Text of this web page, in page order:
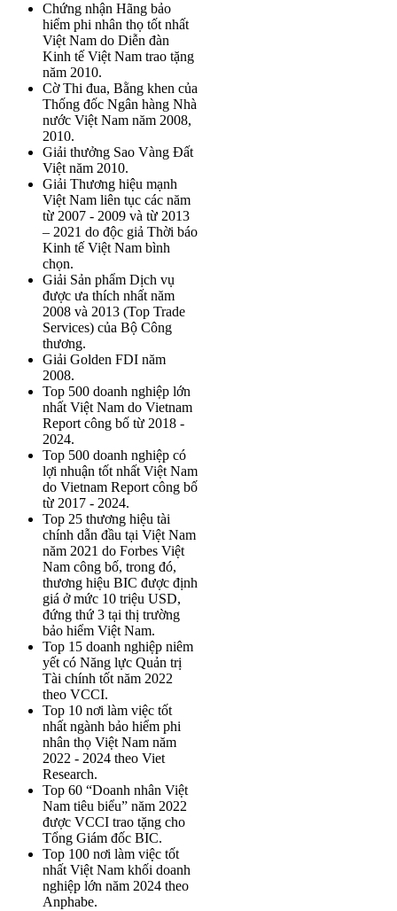
Chứng nhận Hãng bảo
hiểm phi nhân thọ tốt nhất
Việt Nam do Diễn đàn
Kinh tế Việt Nam trao tặng
năm 2010.
Cờ Thi đua, Bằng khen của
Thống đốc Ngân hàng Nhà
nước Việt Nam năm 2008,
2010.
Giải thưởng Sao Vàng Đất
Việt năm 2010.
Giải Thương hiệu mạnh
Việt Nam liên tục các năm
từ 2007 - 2009 và từ 2013
– 2021 do độc giả Thời báo
Kinh tế Việt Nam bình
chọn.
Giải Sản phẩm Dịch vụ
được ưa thích nhất năm
2008 và 2013 (Top Trade
Services) của Bộ Công
thương.
Giải Golden FDI năm
2008.
Top 500 doanh nghiệp lớn
nhất Việt Nam do Vietnam
Report công bố từ 2018 -
2024.
Top 500 doanh nghiệp có
lợi nhuận tốt nhất Việt Nam
do Vietnam Report công bố
từ 2017 - 2024.
Top 25 thương hiệu tài
chính dẫn đầu tại Việt Nam
năm 2021 do Forbes Việt
Nam công bố, trong đó,
thương hiệu BIC được định
giá ở mức 10 triệu USD,
đứng thứ 3 tại thị trường
bảo hiểm Việt Nam.
Top 15 doanh nghiệp niêm
yết có Năng lực Quản trị
Tài chính tốt năm 2022
theo VCCI.
Top 10 nơi làm việc tốt
nhất ngành bảo hiểm phi
nhân thọ Việt Nam năm
2022 - 2024 theo Viet
Research.
Top 60 “Doanh nhân Việt
Nam tiêu biểu” năm 2022
được VCCI trao tặng cho
Tổng Giám đốc BIC.
Top 100 nơi làm việc tốt
nhất Việt Nam khối doanh
nghiệp lớn năm 2024 theo
Anphabe.